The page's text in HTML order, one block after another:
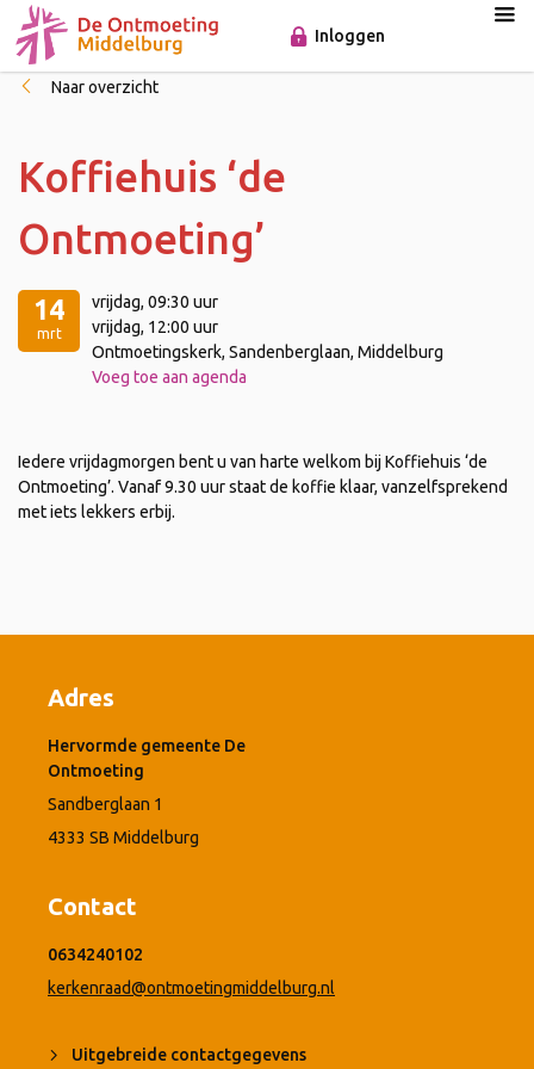
Inloggen
Naar overzicht
Koffiehuis ‘de
Ontmoeting’
14
mrt
vrijdag, 09:30 uur
vrijdag, 12:00 uur
Ontmoetingskerk, Sandenberglaan, Middelburg
Voeg toe aan agenda
Iedere vrijdagmorgen bent u van harte welkom bij Koffiehuis ‘de
Ontmoeting’. Vanaf 9.30 uur staat de koffie klaar, vanzelfsprekend
met iets lekkers erbij.
Adres
Hervormde gemeente De
Ontmoeting
Sandberglaan 1
4333 SB Middelburg
Contact
0634240102
kerkenraad@ontmoetingmiddelburg.nl
Uitgebreide contactgegevens